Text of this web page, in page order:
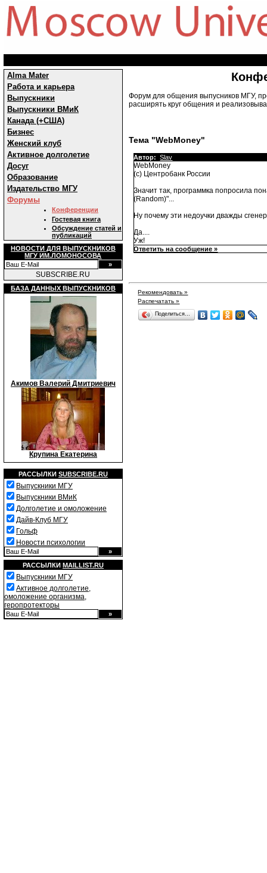
Alma Mater
Работа и карьера
Выпускники
Выпускники ВМиК
Канада (+США)
Бизнес
Женский клуб
Активное долголетие
Досуг
Образование
Издательство МГУ
Форумы
Конференции
Гостевая книга
Обсуждение статей и
публикаций
НОВОСТИ ДЛЯ ВЫПУСКНИКОВ
МГУ ИМ.ЛОМОНОСОВА
SUBSCRIBE.RU
БАЗА ДАННЫХ ВЫПУСКНИКОВ
Акимов Валерий Дмитриевич
Крупина Екатерина
РАССЫЛКИ SUBSCRIBE.RU
Выпускники МГУ
Выпускники ВМиК
Долголетие и омоложение
Дайв-Клуб МГУ
Гольф
Новости психологии
РАССЫЛКИ MAILLIST.RU
Выпускники МГУ
Активное долголетие,
омоложение организма,
геропротекторы
Форум для общения выпусников МГУ,
расширять круг общения и
Тема "WebMoney"
Автор: Slav
WebMoney
(c) Центробанк России
Значит так, программка попросила
(Random)"...
Ну почему эти недоучки дважды
Да....
Уж!
Ответить на сообщение »
Рекомендовать »
Распечатать »
Поделиться…